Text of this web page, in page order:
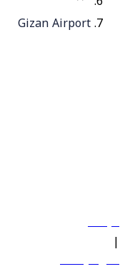
Gizan Airport
سياساتنا
|
الشروط والأحكام